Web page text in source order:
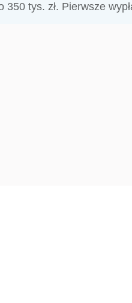
350 tys. zł. Pierwsze